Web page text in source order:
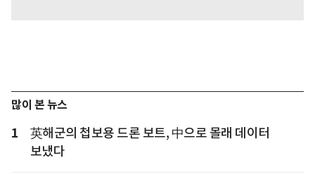
많이 본 뉴스
1
英해군의 첩보용 드론 보트, 中으로 몰래 데이터
보냈다